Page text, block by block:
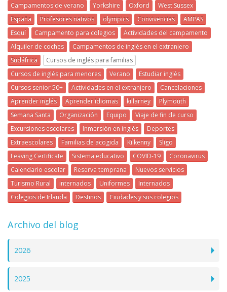
Campamentos de verano
Yorkshire Oxford
West Sussex
España
Profesores nativos olympics Convivencias
AMPAS
Esquí
Campamento para colegios
Actividades del campamento
Alquiler de coches
Campamentos de inglés en el extranjero
Sudáfrica
Cursos de inglés para familias
Cursos de inglés para menores
Verano
Estudiar inglés
Cursos senior 50+
Actividades en el extranjero
Cancelaciones
Aprender inglés
Aprender idiomas killarney
Plymouth
Semana Santa
Organización Equipo
Viaje de fin de curso
Excursiones escolares
Inmersión en inglés
Deportes
Extraescolares
Familias de acogida Kilkenny
Sligo
Leaving Certificate
Sistema educativo COVID-19
Coronavirus
Calendario escolar
Reserva temprana
Nuevos servicios
Turismo Rural
internados Uniformes
Internados
Colegios de Irlanda
Destinos Ciudades y sus colegios
Archivo del blog
2026
2025